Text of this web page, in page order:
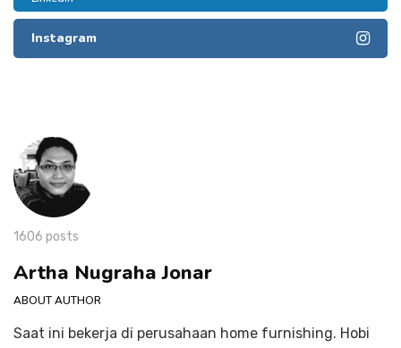
Instagram
1606 posts
Artha Nugraha Jonar
ABOUT AUTHOR
Saat ini bekerja di perusahaan home furnishing. Hobi